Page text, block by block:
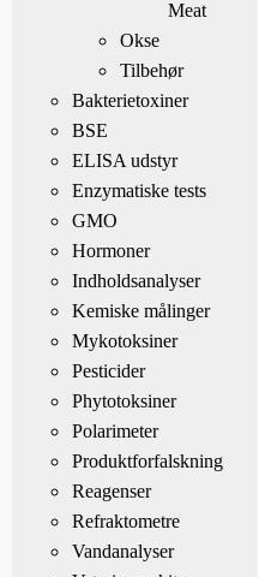
Meat
Okse
Tilbehør
Bakterietoxiner
BSE
ELISA udstyr
Enzymatiske tests
GMO
Hormoner
Indholdsanalyser
Kemiske målinger
Mykotoksiner
Pesticider
Phytotoksiner
Polarimeter
Produktforfalskning
Reagenser
Refraktometre
Vandanalyser